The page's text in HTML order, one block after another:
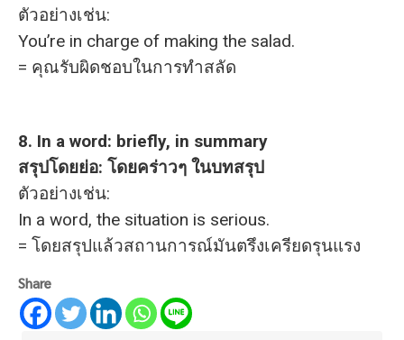
ตัวอย่างเช่น:
You’re in charge of making the salad.
= คุณรับผิดชอบในการทำสลัด
8. In a word: briefly, in summary
สรุปโดยย่อ: โดยคร่าวๆ ในบทสรุป
ตัวอย่างเช่น:
In a word, the situation is serious.
= โดยสรุปแล้วสถานการณ์มันตรึงเครียดรุนแรง
Share